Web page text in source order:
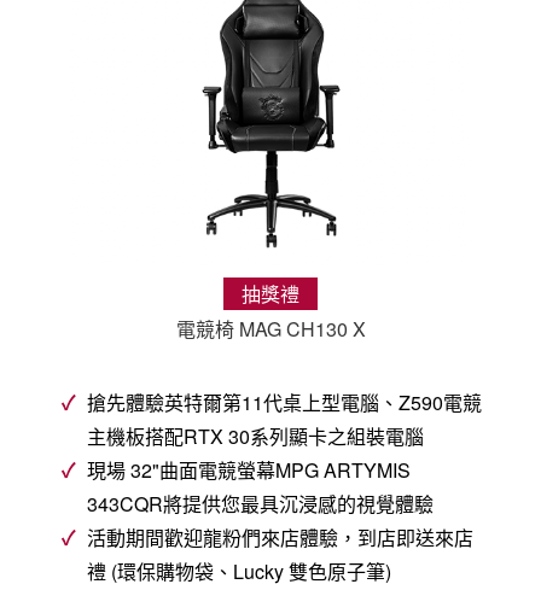
抽獎禮
電競椅 MAG CH130 X
搶先體驗英特爾第11代桌上型電腦、Z590電競
主機板搭配RTX 30系列顯卡之組裝電腦
現場 32"曲面電競螢幕MPG ARTYMIS
343CQR將提供您最具沉浸感的視覺體驗
活動期間歡迎龍粉們來店體驗，到店即送來店
禮 (環保購物袋、Lucky 雙色原子筆)